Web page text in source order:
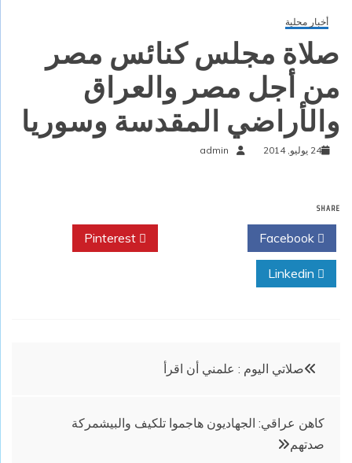
أخبار محلية
صلاة مجلس كنائس مصر
من أجل مصر والعراق
والأراضي المقدسة وسوريا
24 يوليو, 2014 admin
SHARE
تصفّح
صلاتي اليوم : علمني أن اقرأ
كاهن عراقي: الجهاديون هاجموا تلكيف والبيشمركة
صدتهم